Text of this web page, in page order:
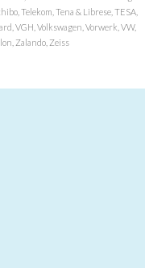
Telekom, Tena & Librese, TESA,
VGH, Volkswagen, Vorwerk, VW,
Zalando, Zeiss